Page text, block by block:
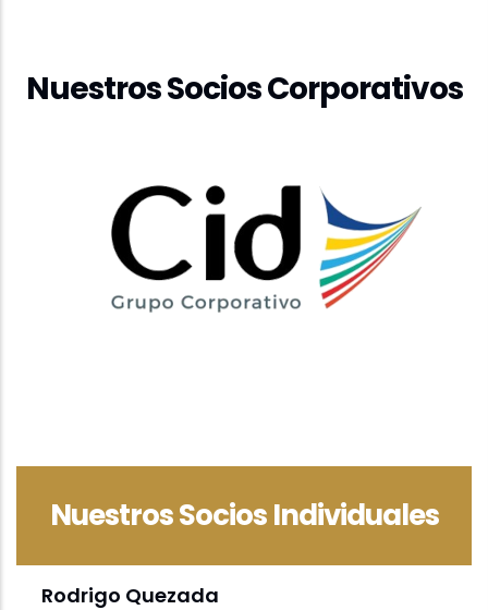
Nuestros Socios Corporativos
Nuestros Socios Individuales
Rodrigo Quezada